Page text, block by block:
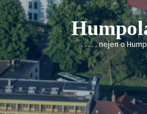
Skip
to
content
. . . . . nejen o